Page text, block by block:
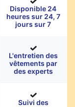
Disponible 24
heures sur 24, 7
jours sur 7
L'entretien des
vêtements par
des experts
Suivi des